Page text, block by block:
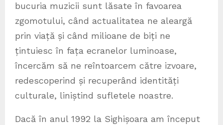
bucuria muzicii sunt lăsate în favoarea
zgomotului, când actualitatea ne aleargă
prin viață și când milioane de biți ne
țintuiesc în fața ecranelor luminoase,
încercăm să ne reîntoarcem către izvoare,
redescoperind și recuperând identități
culturale, liniștind sufletele noastre.
Dacă în anul 1992 la Sighișoara am început